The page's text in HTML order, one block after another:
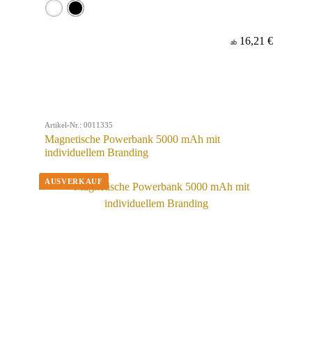
ab 16,21 €
Artikel-Nr.: 0011335
Magnetische Powerbank 5000 mAh mit
individuellem Branding